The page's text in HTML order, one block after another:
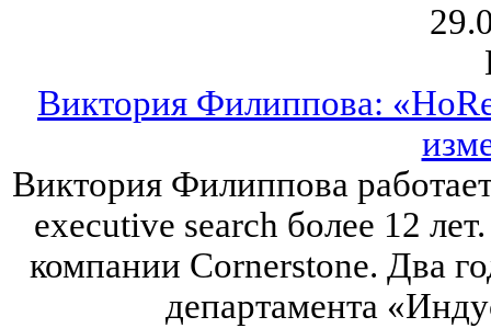
Виктория Филиппова:
Виктория Филиппова
executive search более 12
компании Cornerstone. Два
департамента